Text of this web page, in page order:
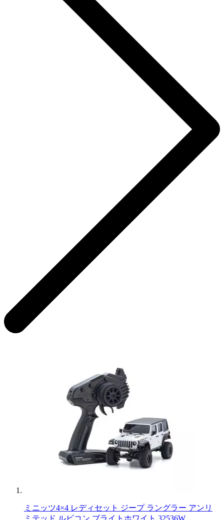
ミニッツ4×4 レディセット ジープ ラングラー アンリ